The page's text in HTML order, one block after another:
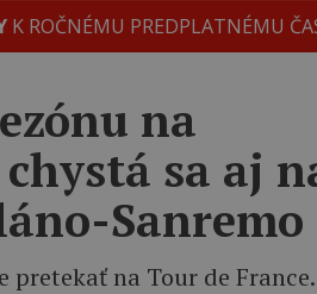
K ROČNÉMU PREDPLATNÉMU
na
sa aj
Sanremo
na Tour de France.